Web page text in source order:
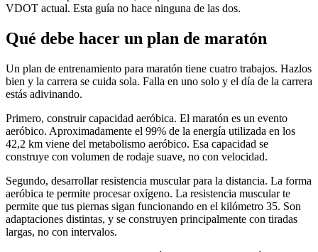
VDOT actual. Esta guía no hace ninguna de las dos.
Qué debe hacer un plan de maratón
Un plan de entrenamiento para maratón tiene cuatro trabajos. Hazlos
bien y la carrera se cuida sola. Falla en uno solo y el día de la carrera
estás adivinando.
Primero, construir capacidad aeróbica. El maratón es un evento
aeróbico. Aproximadamente el 99% de la energía utilizada en los
42,2 km viene del metabolismo aeróbico. Esa capacidad se
construye con volumen de rodaje suave, no con velocidad.
Segundo, desarrollar resistencia muscular para la distancia. La forma
aeróbica te permite procesar oxígeno. La resistencia muscular te
permite que tus piernas sigan funcionando en el kilómetro 35. Son
adaptaciones distintas, y se construyen principalmente con tiradas
largas, no con intervalos.